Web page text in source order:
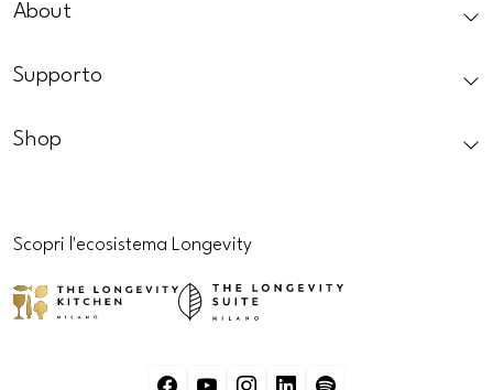
About
Supporto
Shop
Scopri l'ecosistema Longevity